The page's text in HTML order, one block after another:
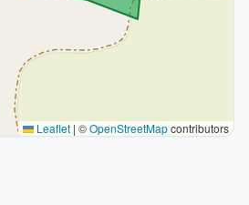
Leaflet | ©OpenStreetMapcontributors